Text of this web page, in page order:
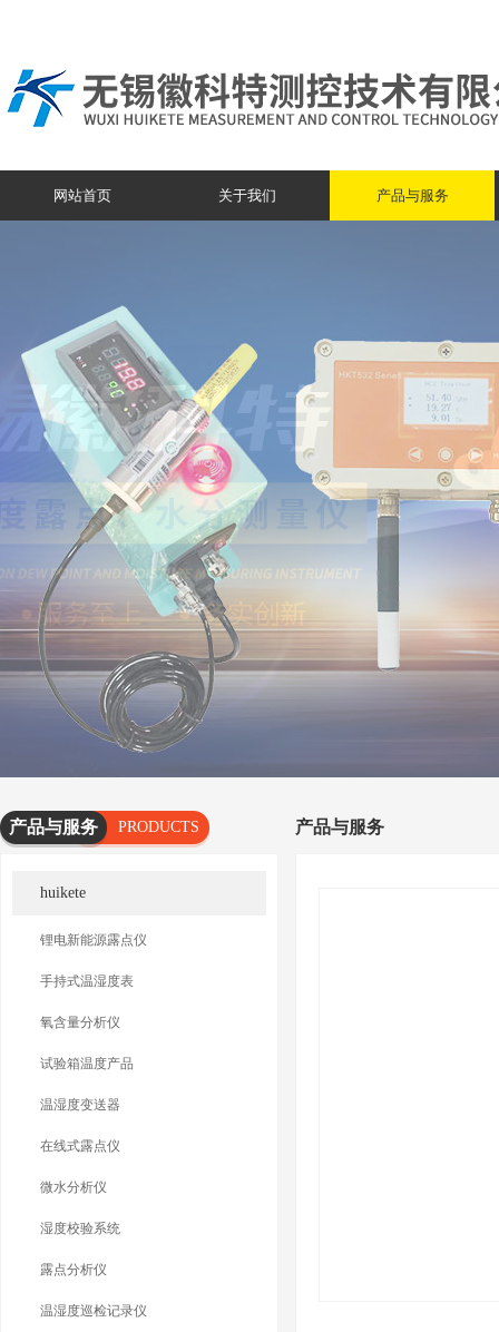
网站首页 关于我们 产品与服务
产品与服务
PRODUCTS
huikete
锂电新能源露点仪
手持式温湿度表
氧含量分析仪
试验箱温度产品
温湿度变送器
在线式露点仪
微水分析仪
湿度校验系统
露点分析仪
温湿度巡检记录仪
产品与服务